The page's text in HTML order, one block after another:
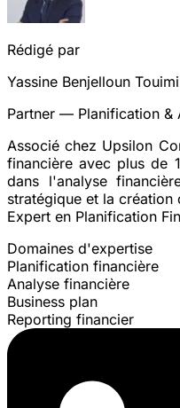
Rédigé par
Yassine Benjelloun Touimi
Partner — Planification &
Associé chez Upsilon
financière avec plus de
dans l'analyse
stratégique et la création
Expert en Planification
Domaines d'expertise
Planification financière
Analyse financière
Business plan
Reporting financier